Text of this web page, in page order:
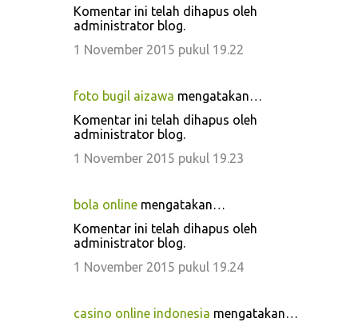
Komentar ini telah dihapus oleh
administrator blog.
1 November 2015 pukul 19.22
foto bugil aizawa mengatakan…
Komentar ini telah dihapus oleh
administrator blog.
1 November 2015 pukul 19.23
bola online mengatakan…
Komentar ini telah dihapus oleh
administrator blog.
1 November 2015 pukul 19.24
casino online indonesia mengatakan…